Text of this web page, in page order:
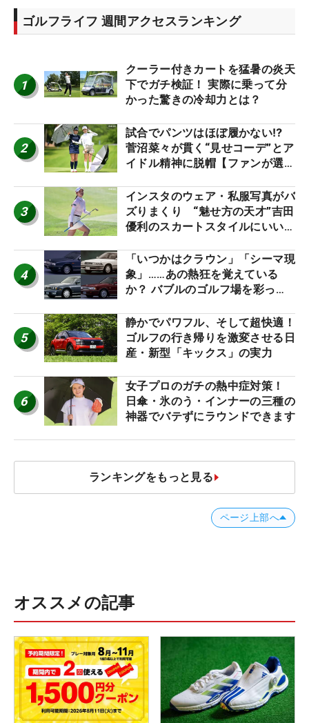
ゴルフライフ 週間アクセスランキング
1
クーラー付きカートを猛暑の炎天
下でガチ検証！ 実際に乗って分
かった驚きの冷却力とは？
2
試合でパンツはほぼ履かない⁉
菅沼菜々が貫く“見せコーデ”とア
イドル精神に脱帽【ファンが選ぶ
3
インスタのウェア・私服写真がバ
ズりまくり “魅せ方の天才”吉田
優利のスカートスタイルにいい
4
「いつかはクラウン」「シーマ現
象」……あの熱狂を覚えている
か？ バブルのゴルフ場を彩った
5
静かでパワフル、そして超快適！
ゴルフの行き帰りを激変させる日
産・新型「キックス」の実力
6
女子プロのガチの熱中症対策！
日傘・氷のう・インナーの三種の
神器でバテずにラウンドできます
ランキングをもっと見る
ページ上部へ
オススメの記事